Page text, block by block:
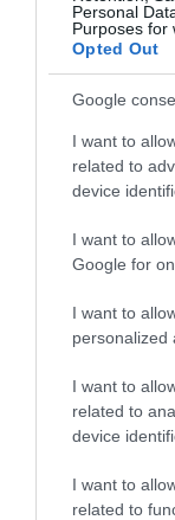
Personal
Purposes for
Opted Out
Google
I want to
related to
device
I want to
Google for
I want to
personalized
I want to
related to
device
I want to
related to
Ļebedevs
neslēpj
bija jābūt